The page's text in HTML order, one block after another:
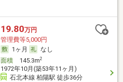
19.80万円
管理費等5,000円
1ヶ月
なし
面積145.3m2
1972年10月(築53年11ヶ月)
石北本線 柏陽駅 徒歩36分